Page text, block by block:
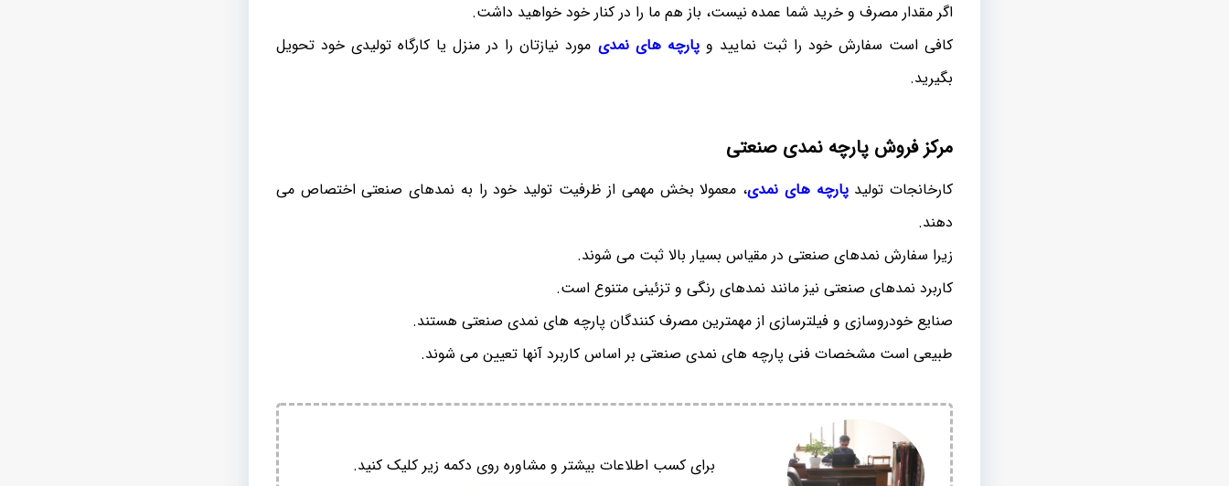
اگر مقدار مصرف و خرید شما عمده نیست، باز هم ما را در کنار خود خواهید داشت.
کافی است سفارش خود را ثبت نمایید وپارچه های نمدی مورد نیازتان را در منزل یا کارگاه تولیدی خود تحویل
بگیرید.
مرکز فروش پارچه نمدی صنعتی
کارخانجات تولیدپارچه های نمدی، معمولا بخش مهمی از ظرفیت تولید خود را به نمدهای صنعتی اختصاص می
دهند.
زیرا سفارش نمدهای صنعتی در مقیاس بسیار بالا ثبت می شوند.
کاربرد نمدهای صنعتی نیز مانند نمدهای رنگی و تزئینی متنوع است.
صنایع خودروسازی و فیلترسازی از مهمترین مصرف کنندگان پارچه های نمدی صنعتی هستند.
طبیعی است مشخصات فنی پارچه های نمدی صنعتی بر اساس کاربرد آنها تعیین می شوند.
برای کسب اطلاعات بیشتر و مشاوره روی دکمه زیر کلیک کنید.